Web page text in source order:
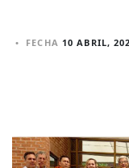
• FECHA 10 ABRIL,